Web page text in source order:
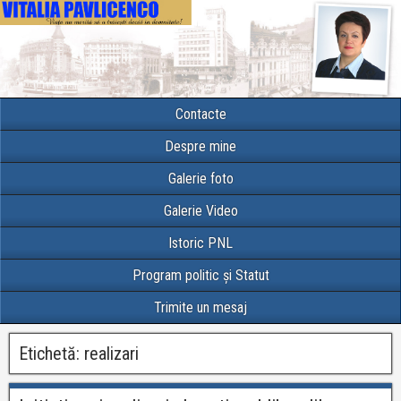
Contacte
Despre mine
Galerie foto
Galerie Video
Istoric PNL
Program politic și Statut
Trimite un mesaj
Etichetă: realizari